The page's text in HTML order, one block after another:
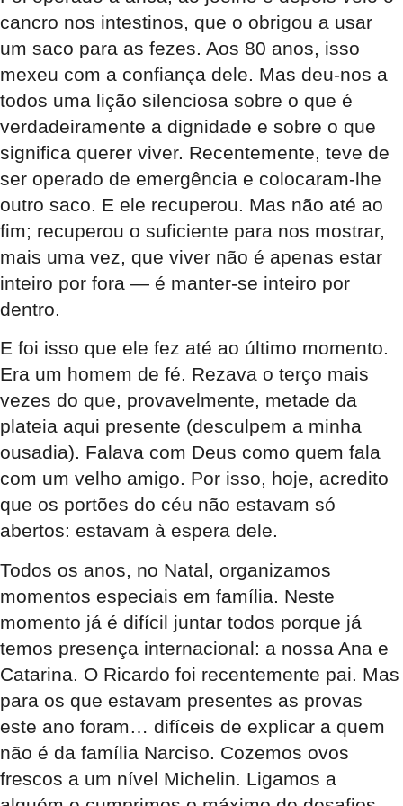
cancro nos intestinos, que o obrigou a usar
um saco para as fezes. Aos 80 anos, isso
mexeu com a confiança dele. Mas deu-nos a
todos uma lição silenciosa sobre o que é
verdadeiramente a dignidade e sobre o que
significa querer viver. Recentemente, teve de
ser operado de emergência e colocaram-lhe
outro saco. E ele recuperou. Mas não até ao
fim; recuperou o suficiente para nos mostrar,
mais uma vez, que viver não é apenas estar
inteiro por fora — é manter-se inteiro por
dentro.
E foi isso que ele fez até ao último momento.
Era um homem de fé. Rezava o terço mais
vezes do que, provavelmente, metade da
plateia aqui presente (desculpem a minha
ousadia). Falava com Deus como quem fala
com um velho amigo. Por isso, hoje, acredito
que os portões do céu não estavam só
abertos: estavam à espera dele.
Todos os anos, no Natal, organizamos
momentos especiais em família. Neste
momento já é difícil juntar todos porque já
temos presença internacional: a nossa Ana e
Catarina. O Ricardo foi recentemente pai. Mas
para os que estavam presentes as provas
este ano foram… difíceis de explicar a quem
não é da família Narciso. Cozemos ovos
frescos a um nível Michelin. Ligamos a